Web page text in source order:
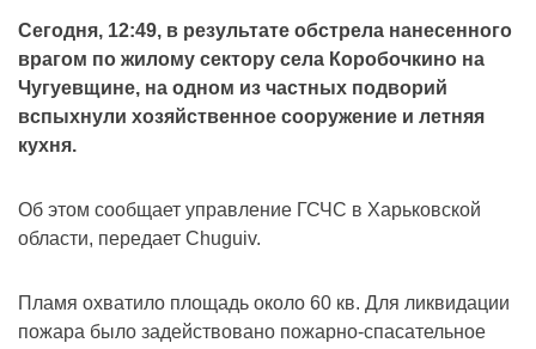
Сегодня, 12:49, в результате обстрела нанесенного
врагом по жилому сектору села Коробочкино на
Чугуевщине, на одном из частных подворий
вспыхнули хозяйственное сооружение и летняя
кухня.
Об этом сообщает управление ГСЧС в Харьковской
области, передает Chuguiv.
Пламя охватило площадь около 60 кв. Для ликвидации
пожара было задействовано пожарно-спасательное